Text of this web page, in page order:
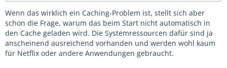
Wenn das wirklich ein Caching-Problem ist, stellt sich aber
schon die Frage, warum das beim Start nicht automatisch in
den Cache geladen wird. Die Systemressourcen dafür sind ja
anscheinend ausreichend vorhanden und werden wohl kaum
für Netflix oder andere Anwendungen gebraucht.